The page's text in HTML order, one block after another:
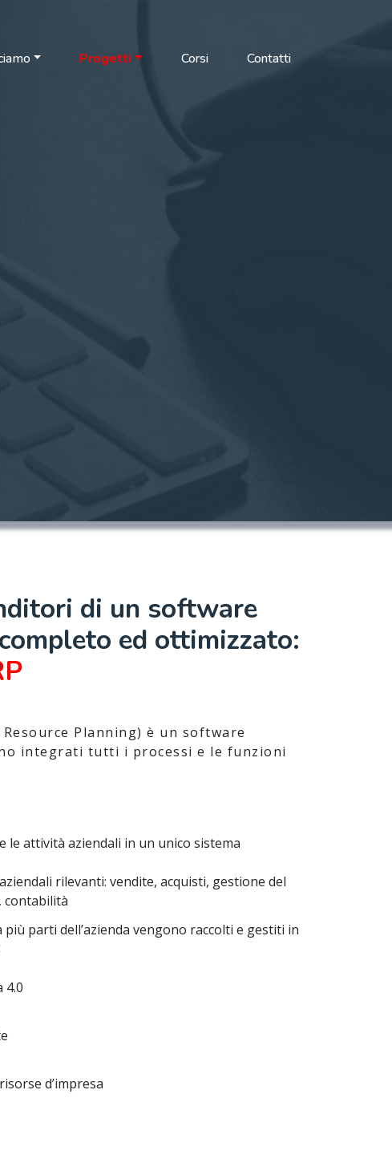
Progetti Corsi Contatti
di un software
ed ottimizzato:
Resource Planning) è un software
integrati tutti i processi e le funzioni
le attività aziendali in un unico sistema
rilevanti: vendite, acquisti, gestione del
contabilità
parti dell’azienda vengono raccolti e gestiti in
4.0
d’impresa